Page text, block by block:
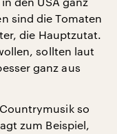
sind die Tomaten
die Hauptzutat.
sollten laut
ganz aus
so
zum Beispiel,